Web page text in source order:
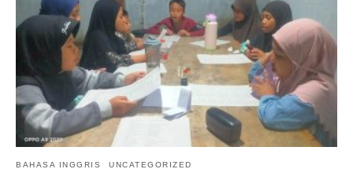
BAHASA INGGRIS UNCATEGORIZED